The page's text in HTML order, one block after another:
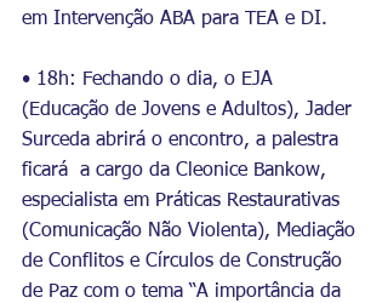
em Intervenção ABA para TEA e DI.
• 18h: Fechando o dia, o EJA
(Educação de Jovens e Adultos), Jader
Surceda abrirá o encontro, a palestra
ficará  a cargo da Cleonice Bankow,
especialista em Práticas Restaurativas
(Comunicação Não Violenta), Mediação
de Conflitos e Círculos de Construção
de Paz com o tema “A importância da